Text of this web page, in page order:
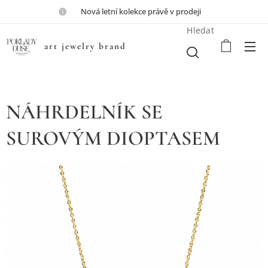
💎Nová letní kolekce právě v prodeji💎
art jewelry brand
Hledat
NÁHRDELNÍK SE
SUROVÝM DIOPTASEM